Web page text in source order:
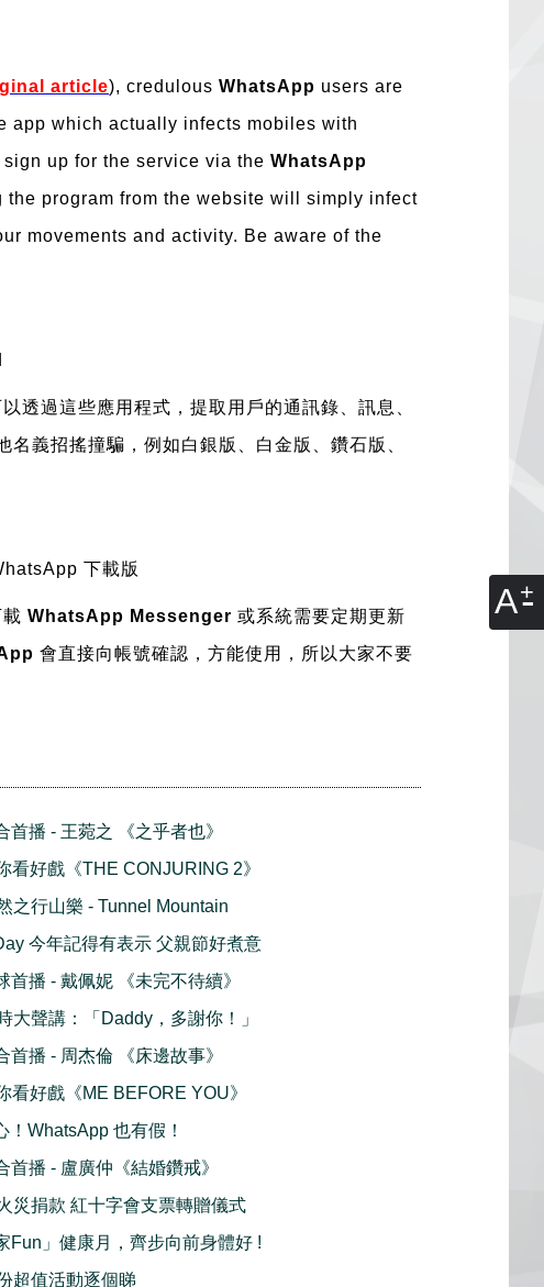
A
article), credulous WhatsApp users are
app which actually infects mobiles with
up for the service via the WhatsApp
program from the website will simply infect
movements and activity. Be aware of the
透過這些應用程式，提取用戶的通訊錄、訊息、
義招搖撞騙，例如白銀版、白金版、鑽石版、
下載版
WhatsApp Messenger 或系統需要定期更新
會直接向帳號確認，方能使用，所以大家不要
首播 - 王菀之 《之乎者也》
看好戲《THE CONJURING 2》
之行山樂 - Tunnel Mountain
今年記得有表示 父親節好煮意
首播 - 戴佩妮 《未完不待續》
大聲講：「Daddy，多謝你！」
首播 - 周杰倫 《床邊故事》
看好戲《ME BEFORE YOU》
！WhatsApp 也有假！
首播 - 盧廣仲《結婚鑽戒》
災捐款 紅十字會支票轉贈儀式
家Fun」健康月，齊步向前身體好 !
超值活動逐個睇